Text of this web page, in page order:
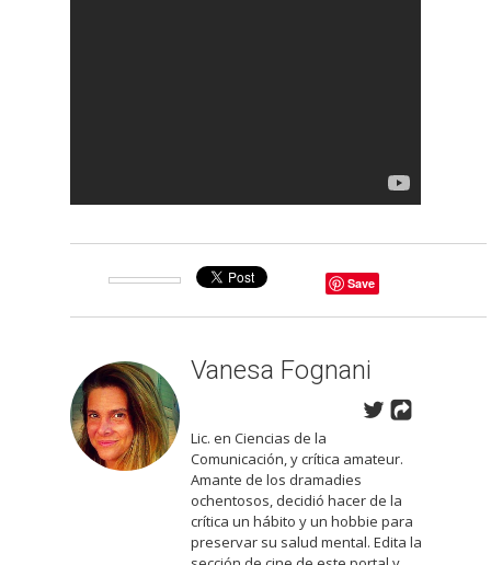
Save
Vanesa Fognani
Lic. en Ciencias de la
Comunicación, y crítica amateur.
Amante de los dramadies
ochentosos, decidió hacer de la
crítica un hábito y un hobbie para
preservar su salud mental. Edita la